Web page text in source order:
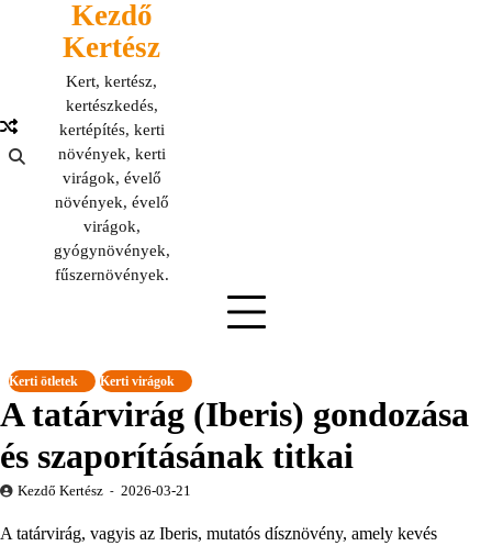
Kezdő
Kertész
Kert, kertész,
kertészkedés,
kertépítés, kerti
növények, kerti
virágok, évelő
növények, évelő
virágok,
gyógynövények,
fűszernövények.
Kerti ötletek Kerti virágok
A tatárvirág (Iberis) gondozása
és szaporításának titkai
Kezdő Kertész 2026-03-21
A tatárvirág, vagyis az Iberis, mutatós dísznövény, amely kevés